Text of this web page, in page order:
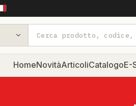
HomeNovitàArticoliCatalogoE-